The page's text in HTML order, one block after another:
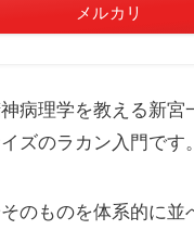
メルカリ
病理学を教える新宮
ズのラカン入門です。
のものを体系的に並